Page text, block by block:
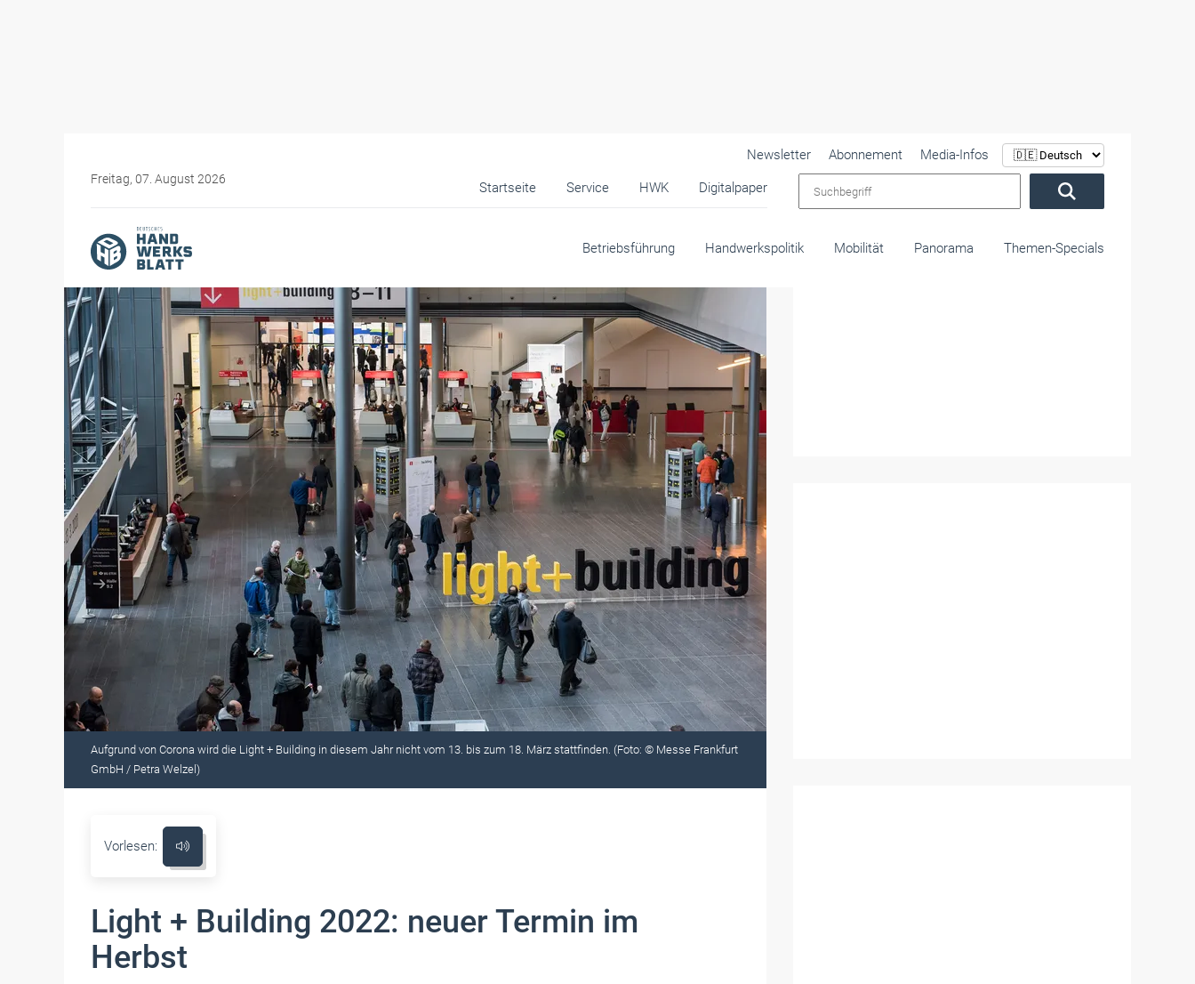
Freitag, 07. August 2026
Startseite Service HWK Digitalpaper
Newsletter Abonnement
Media-Infos
Betriebsführung Handwerkspolitik Mobilität Panorama Themen-Specials
Aufgrund von Corona wird die Light + Building in diesem Jahr nicht vom 13. bis zum 18. März stattfinden. (Foto: © Messe Frankfurt
GmbH / Petra Welzel)
Vorlesen:
Light + Building 2022: neuer Termin im
Herbst